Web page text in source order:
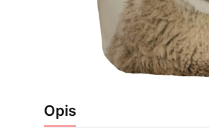
Opis